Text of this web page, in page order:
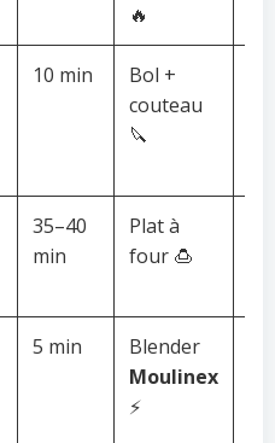
🔥
10 min
Bol +
couteau
🔪
35–40
min
Plat à
four 🍮
5 min
Blender
Moulinex
⚡